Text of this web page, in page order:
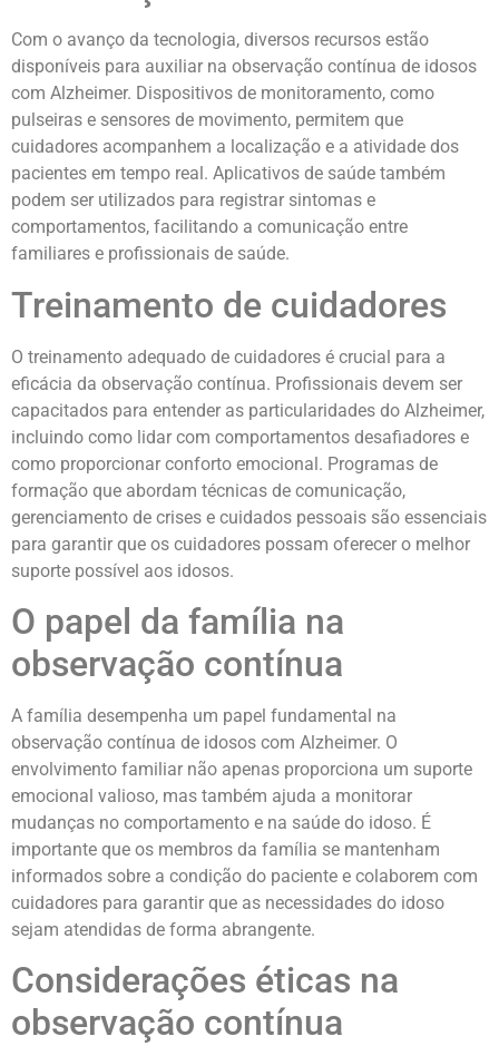
Com o avanço da tecnologia, diversos recursos estão
disponíveis para auxiliar na observação contínua de idosos
com Alzheimer. Dispositivos de monitoramento, como
pulseiras e sensores de movimento, permitem que
cuidadores acompanhem a localização e a atividade dos
pacientes em tempo real. Aplicativos de saúde também
podem ser utilizados para registrar sintomas e
comportamentos, facilitando a comunicação entre
familiares e profissionais de saúde.
Treinamento de cuidadores
O treinamento adequado de cuidadores é crucial para a
eficácia da observação contínua. Profissionais devem ser
capacitados para entender as particularidades do Alzheimer,
incluindo como lidar com comportamentos desafiadores e
como proporcionar conforto emocional. Programas de
formação que abordam técnicas de comunicação,
gerenciamento de crises e cuidados pessoais são essenciais
para garantir que os cuidadores possam oferecer o melhor
suporte possível aos idosos.
O papel da família na
observação contínua
A família desempenha um papel fundamental na
observação contínua de idosos com Alzheimer. O
envolvimento familiar não apenas proporciona um suporte
emocional valioso, mas também ajuda a monitorar
mudanças no comportamento e na saúde do idoso. É
importante que os membros da família se mantenham
informados sobre a condição do paciente e colaborem com
cuidadores para garantir que as necessidades do idoso
sejam atendidas de forma abrangente.
Considerações éticas na
observação contínua